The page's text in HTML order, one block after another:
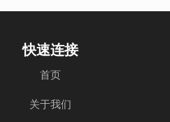
快速连接
首页
关于我们